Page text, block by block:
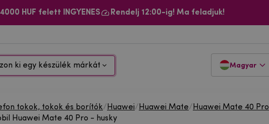
HUF felett INGYENES Rendelj 12:00-ig! Ma feladjuk!
ki egy készülék márkát Magyar
tokok, tokok és borítók/ Huawei/ Huawei Mate/ Huawei Mate 40 Pro
Huawei Mate 40 Pro - husky